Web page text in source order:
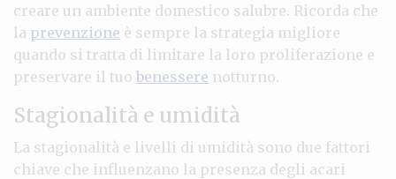
creare un ambiente domestico salubre. Ricorda che
la prevenzione è sempre la strategia migliore
quando si tratta di limitare la loro proliferazione e
preservare il tuo benessere notturno.
Stagionalità e umidità
La stagionalità e livelli di umidità sono due fattori
chiave che influenzano la presenza degli acari